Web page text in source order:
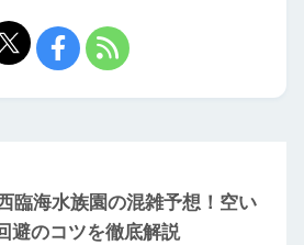
臨海水族園の混雑予想！空い
避のコツを徹底解説